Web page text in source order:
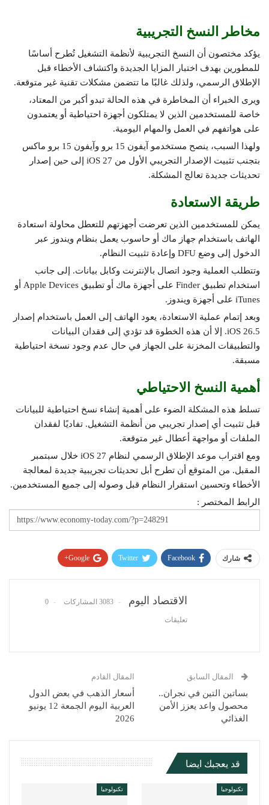
مخاطر النسخ التجريبية
يؤكد مختصون أن النسخ التجريبية لأنظمة التشغيل تُطرح أساسًا
للمطورين بهدف اختبار المزايا الجديدة واكتشاف الأخطاء قبل
الإطلاق الرسمي، ولذلك غالبًا ما تتضمن مشكلات تقنية غير متوقعة.
ويرى الخبراء أن المخاطرة في هذه الحالة تبدو أكبر من المعتاد،
خاصة للمستخدمين الذين لا يمتلكون أجهزة احتياطية أو يعتمدون
على هواتفهم في العمل والمهام اليومية.
ولهذا السبب، ينصح مستخدمو آيفون 15 برو وآيفون 15 برو ماكس
بتجنب تثبيت الإصدار التجريبي الأول من iOS 27 إلى حين إصدار
تحديثات جديدة تعالج المشكلة.
طريقة الاستعادة
يمكن للمستخدمين الذين تعرضت أجهزتهم للتعطل محاولة استعادة
الهاتف باستخدام جهاز ماك أو حاسوب يعمل بنظام ويندوز عبر
الدخول إلى وضع DFU وإعادة تثبيت النظام.
وتتطلب العملية وجود اتصال بالإنترنت وكابل بيانات. إلى جانب
استخدام تطبيق Finder على أجهزة ماك أو تطبيق Apple Devices أو
iTunes على أجهزة ويندوز.
وبعد إتمام عملية الاستعادة، يعود الهاتف إلى العمل باستخدام إصدار
iOS 26.5. إلا أن هذه الخطوة قد تؤدي إلى فقدان البيانات
والتطبيقات المخزنة على الجهاز في حال عدم وجود نسخة احتياطية
مسبقة.
أهمية النسخ الاحتياطي
تسلط هذه المشكلة الضوء على أهمية إنشاء نسخ احتياطية للبيانات
قبل تثبيت أي إصدار تجريبي من أنظمة التشغيل. تفاديًا لفقدان
الملفات أو مواجهة أعطال غير متوقعة.
ومع اقتراب موعد الإطلاق الرسمي لنظام iOS 27 خلال سبتمبر
المقبل. من المتوقع أن تطرح أبل تحديثات تجريبية جديدة لمعالجة
الأخطاء وتحسين استقرار النظام قبل وصوله إلى جميع المستخدمين.
الرابط المختصر :
شارك Facebook
Twitter
Google+
الاقتصاد اليوم 3083 المشاركات 0
تعليقات
المقال السابق
بساتين التين في نجران..
محصول واعد يعزز الأمن
الغذائي
المقال القادم
أسعار الذهب في بعض الدول
العربية اليوم الجمعة 12 يونيو
2026
قد يعجبك ايضا
تكنولوجيا تكنولوجيا